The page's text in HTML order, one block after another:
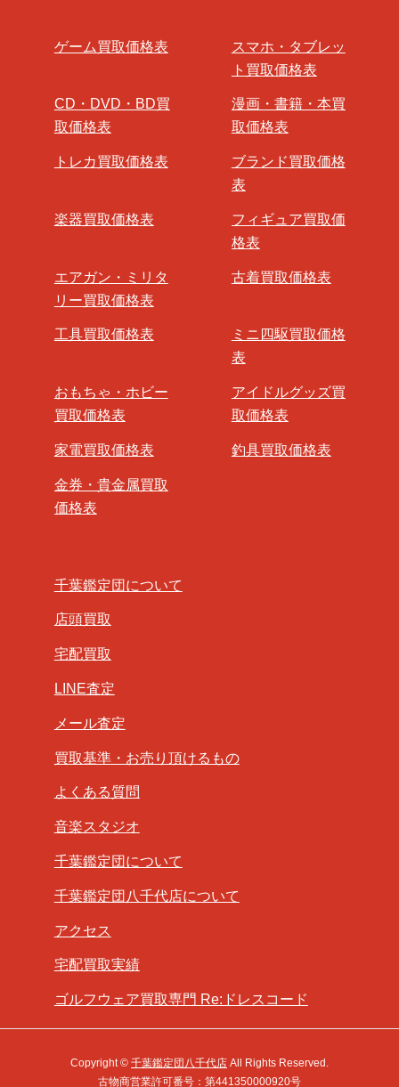
ゲーム買取価格表
スマホ・タブレッ
ト買取価格表
CD・DVD・BD買
取価格表
漫画・書籍・本買
取価格表
トレカ買取価格表
ブランド買取価格
表
楽器買取価格表
フィギュア買取価
格表
エアガン・ミリタ
リー買取価格表
古着買取価格表
工具買取価格表
ミニ四駆買取価格
表
おもちゃ・ホビー
買取価格表
アイドルグッズ買
取価格表
家電買取価格表 釣具買取価格表
金券・貴金属買取
価格表
千葉鑑定団について
店頭買取
宅配買取
LINE査定
メール査定
買取基準・お売り頂けるもの
よくある質問
音楽スタジオ
千葉鑑定団について
千葉鑑定団八千代店について
アクセス
宅配買取実績
ゴルフウェア買取専門 Re:ドレスコード
Copyright © 千葉鑑定団八千代店 All Rights Reserved.
古物商営業許可番号：第441350000920号